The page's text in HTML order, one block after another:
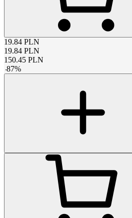
19.84 PLN
19.84 PLN
150.45 PLN
-87%